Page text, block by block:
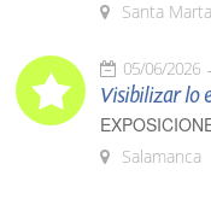
Santa
05/06/2026
Visibilizar lo
Salamanca